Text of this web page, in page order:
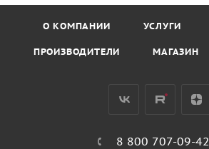
О КОМПАНИИ УСЛУГИ
ПРОИЗВОДИТЕЛИ МАГАЗИН
8 800 707-09-42